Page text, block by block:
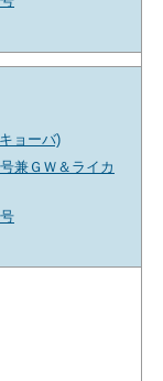
ョーバ)
兼ＧＷ＆ライカ